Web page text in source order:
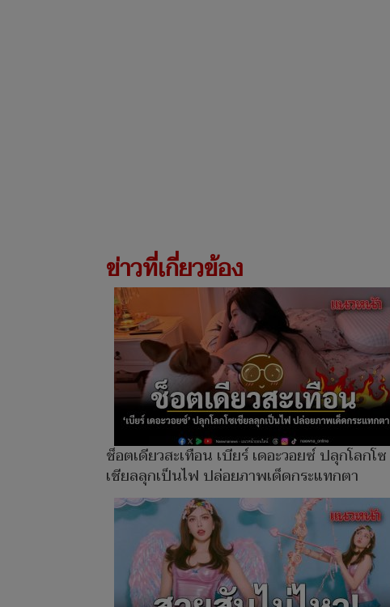
ข่าวที่เกี่ยวข้อง
ช็อตเดียวสะเทือน เบียร์ เดอะวอยซ์ ปลุกโลกโซ
เชียลลุกเป็นไฟ ปล่อยภาพเด็ดกระแทกตา